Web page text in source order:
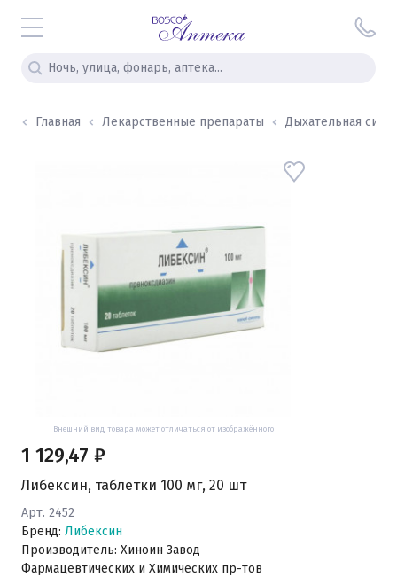
Главная Лекарственные препараты Дыхательная
Внешний вид товара может отличаться от изображённого
Либексин, таблетки 100 мг, 20 шт
Арт. 2452
Бренд: Либексин
Производитель: Хиноин Завод
Фармацевтических и Химических пр-тов
1 129,47 ₽